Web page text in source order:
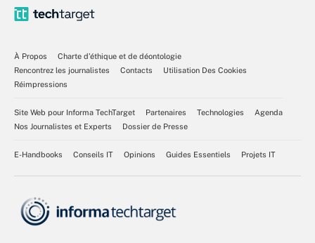
À Propos
Charte d’éthique et de déontologie
Rencontrez les journalistes
Contacts
Utilisation Des Cookies
Réimpressions
Site Web pour Informa TechTarget Partenaires Technologies
Agenda
Nos Journalistes et Experts
Dossier de Presse
E-Handbooks Conseils IT Opinions Guides Essentiels Projets IT